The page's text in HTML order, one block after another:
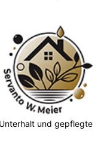
und gepflegte